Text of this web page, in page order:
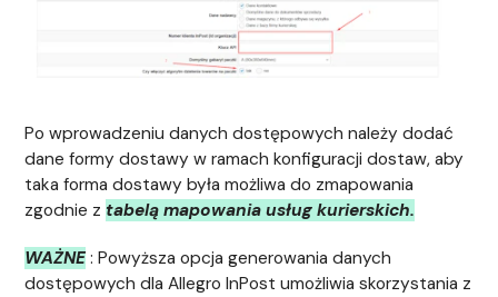
Po wprowadzeniu danych dostępowych należy dodać
dane formy dostawy w ramach konfiguracji dostaw, aby
taka forma dostawy była możliwa do zmapowania
zgodnie z tabelą mapowania usług kurierskich.
WAŻNE : Powyższa opcja generowania danych
dostępowych dla Allegro InPost umożliwia skorzystania z